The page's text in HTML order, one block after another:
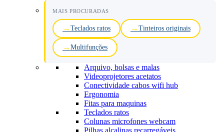
MAIS PROCURADAS
Teclados ratos Tinteiros originais
Multifunções
Arquivo, bolsas e malas
Videoprojetores acetatos
Conectividade cabos wifi hub
Ergonomia
Fitas para maquinas
Teclados ratos
Colunas microfones webcam
Pilhas alcalinas recarregáveis